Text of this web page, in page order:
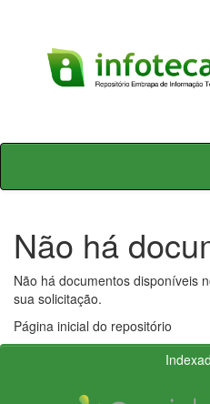
Skip
Não há
Não há documentos disponíveis
sua solicitação.
Página inicial do repositório